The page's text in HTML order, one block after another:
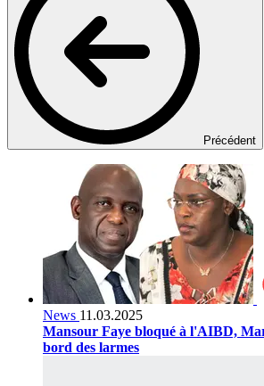
Précédent
News 11.03.2025
Mansour Faye bloqué à l'AIBD,
bord des larmes